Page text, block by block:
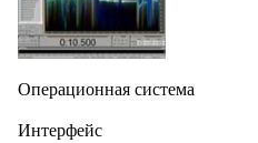
Операционная система
Интерфейс